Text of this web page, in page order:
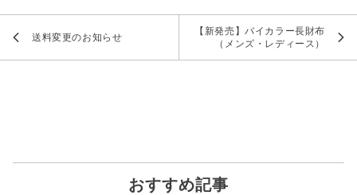
送料変更のお知らせ
【新発売】バイカラー長財布
（メンズ・レディース）
おすすめ記事